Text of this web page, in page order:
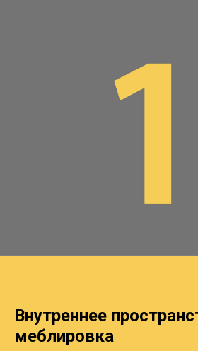
Внутреннее
меблировка